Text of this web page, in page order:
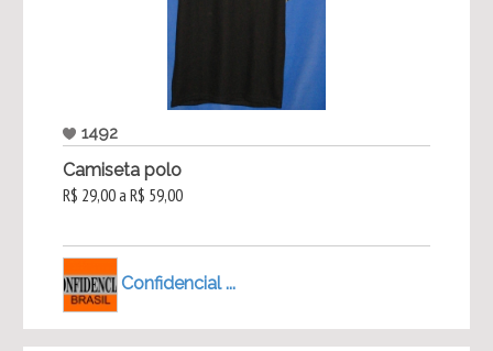
1492
Camiseta polo
R$ 29,00 a R$ 59,00
Confidencial ...